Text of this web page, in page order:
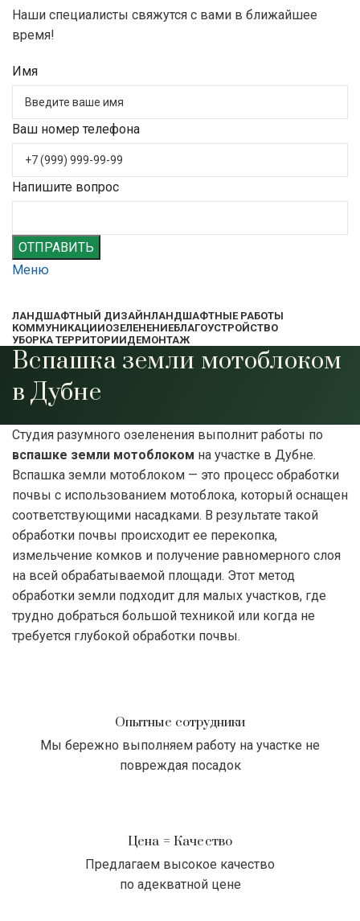
Наши специалисты свяжутся с вами в ближайшее
время!
Имя
Ваш номер телефона
Напишите вопрос
ОТПРАВИТЬ
Меню
ЛАНДШАФТНЫЙ ДИЗАЙНЛАНДШАФТНЫЕ РАБОТЫ
КОММУНИКАЦИИОЗЕЛЕНЕНИЕБЛАГОУСТРОЙСТВО
УБОРКА ТЕРРИТОРИИДЕМОНТАЖ
Вспашка земли мотоблоком
в Дубне
Студия разумного озеленения выполнит работы по
вспашке земли мотоблоком на участке в Дубне.
Вспашка земли мотоблоком — это процесс обработки
почвы с использованием мотоблока, который оснащен
соответствующими насадками. В результате такой
обработки почвы происходит ее перекопка,
измельчение комков и получение равномерного слоя
на всей обрабатываемой площади. Этот метод
обработки земли подходит для малых участков, где
трудно добраться большой техникой или когда не
требуется глубокой обработки почвы.
Опытные сотрудники
Мы бережно выполняем работу на участке не
повреждая посадок
Цена = Качество
Предлагаем высокое качество
по адекватной цене